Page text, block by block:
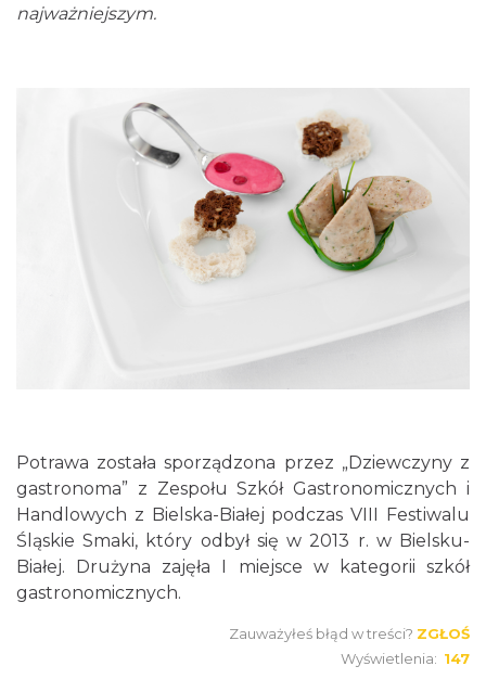
najważniejszym.
Potrawa została sporządzona przez „Dziewczyny z
gastronoma” z Zespołu Szkół Gastronomicznych i
Handlowych z Bielska-Białej podczas VIII Festiwalu
Śląskie Smaki, który odbył się w 2013 r. w Bielsku-
Białej. Drużyna zajęła I miejsce w kategorii szkół
gastronomicznych.
Zauważyłeś błąd w treści? ZGŁOŚ
Wyświetlenia: 147